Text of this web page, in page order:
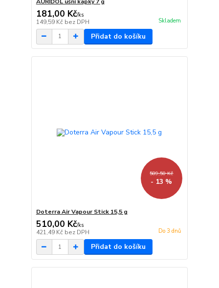
181,00 Kč/ks
149,59 Kč bez DPH Skladem
Přidat do košíku
589,50 Kč
- 13 %
Doterra Air Vapour Stick 15,5 g
510,00 Kč/ks
421,49 Kč bez DPH Do 3 dnů
Přidat do košíku